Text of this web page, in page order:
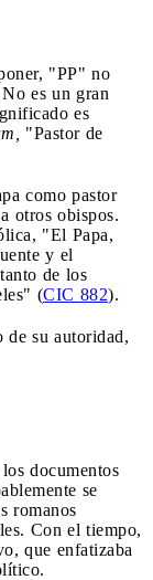
"PP" no
es un gran
es
"Pastor de
como pastor
otros obispos.
"El Papa,
y el
de los
(CIC 882).
de su autoridad,
documentos
se
romanos
Con el tiempo,
que enfatizaba